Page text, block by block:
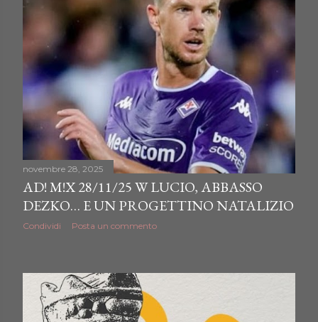
novembre 28, 2025
AD! M!X 28/11/25 W LUCIO, ABBASSO
DEZKO… E UN PROGETTINO NATALIZIO
Condividi Posta un commento